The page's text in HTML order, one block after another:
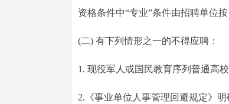
资格条件中“专业”条件由招聘单位
(二) 有下列情形之一的不得应聘：
1. 现役军人或国民教育序列普通高
2.《事业单位人事管理回避规定》明